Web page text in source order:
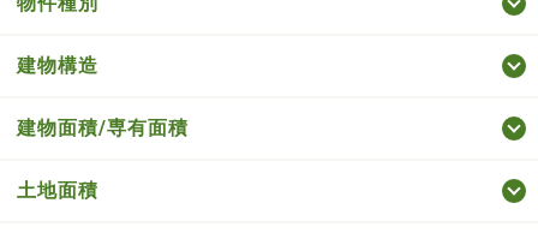
建物構造
建物面積/専有面積
土地面積